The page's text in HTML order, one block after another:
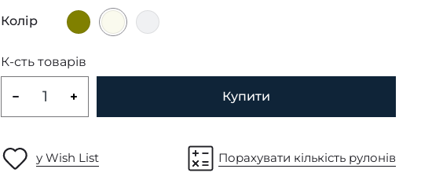
Колір
К-сть товарів
Купити
у Wish List Порахувати кількість рулонів